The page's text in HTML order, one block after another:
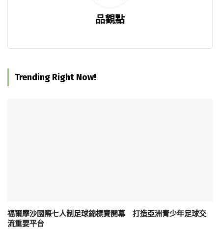
品觀點
Trending Right Now!
福爾摩沙國際七人制足球錦標賽開幕 打造亞洲青少年足球交
流重要平台